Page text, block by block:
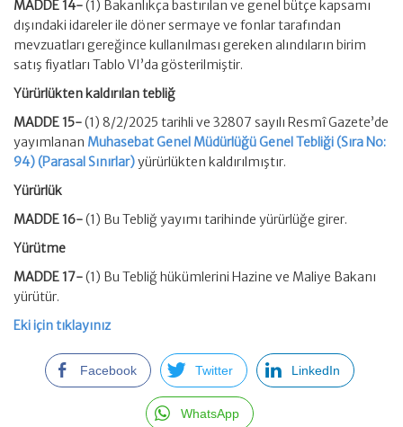
MADDE 14-(1) Bakanlıkça bastırılan ve genel bütçe kapsamı
dışındaki idareler ile döner sermaye ve fonlar tarafından
mevzuatları gereğince kullanılması gereken alındıların birim
satış fiyatları Tablo VI’da gösterilmiştir.
Yürürlükten kaldırılan tebliğ
MADDE 15-(1) 8/2/2025 tarihli ve 32807 sayılı Resmî Gazete’de
yayımlanan Muhasebat Genel Müdürlüğü Genel Tebliği (Sıra No:
94) (Parasal Sınırlar)yürürlükten kaldırılmıştır.
Yürürlük
MADDE 16-(1) Bu Tebliğ yayımı tarihinde yürürlüğe girer.
Yürütme
MADDE 17-(1) Bu Tebliğ hükümlerini Hazine ve Maliye Bakanı
yürütür.
Eki için tıklayınız
Facebook Twitter LinkedIn
WhatsApp